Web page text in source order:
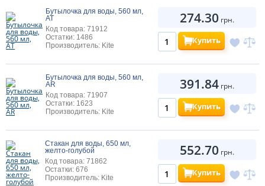
Бутылочка для воды, 560 мл,
AT
Код товара: 71912
Остатки: 1486
Производитель: Kite
274.30 грн.
Купить
Бутылочка для воды, 560 мл,
AR
Код товара: 71907
Остатки: 1623
Производитель: Kite
391.84 грн.
Купить
Стакан для воды, 650 мл,
желто-голубой
Код товара: 71862
Остатки: 676
Производитель: Kite
552.70 грн.
Купить